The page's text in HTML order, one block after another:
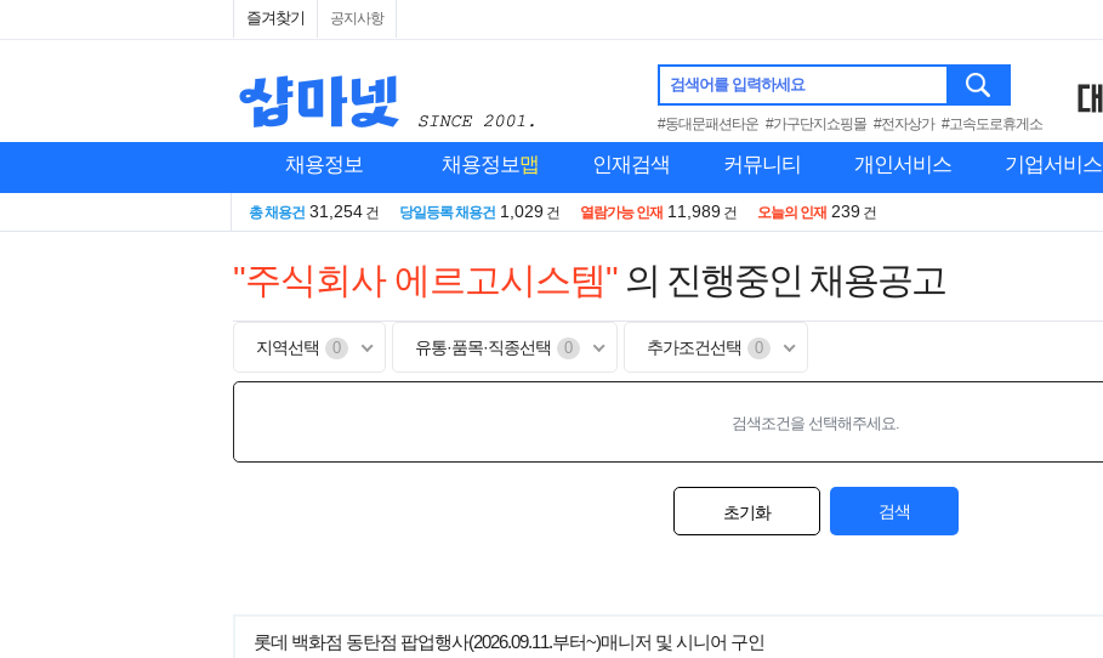
즐겨찾기 공지사항
검색어를 입력하세요
#동대문패션타운 #가구단지쇼핑몰 #전자상가 #고속도로휴게소
채용정보 채용정보맵 인재검색 커뮤니티 개인서비스 기업서비스
총 채용건 31,254 건 당일등록 채용건 1,029 건 열람가능 인재 11,989 건 오늘의 인재 239 건
"주식회사 에르고시스템" 의 진행중인 채용공고
지역선택 0 유통·품목·직종선택 0 추가조건선택 0
검색조건을 선택해주세요.
초기화 검색
롯데 백화점 동탄점 팝업행사(2026.09.11.부터~)매니저 및 시니어 구인